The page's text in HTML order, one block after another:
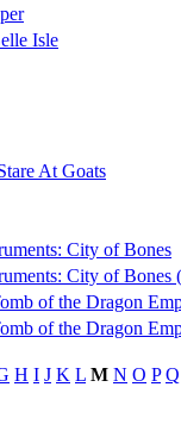
Isle
At Goats
City of Bones
City of Bones
of the Dragon
of the Dragon
H I J K L M N O P Q